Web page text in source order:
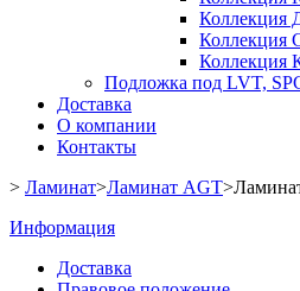
Коллекция
Коллекция
Коллекция
Подложка под LVT,
Доставка
О компании
Контакты
> Ламинат>Ламинат AGT>
Информация
Доставка